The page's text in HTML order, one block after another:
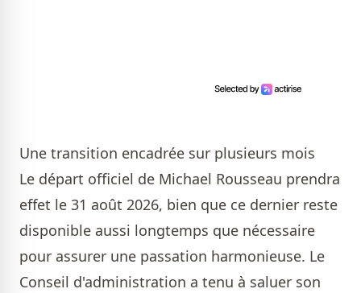
Une transition encadrée sur plusieurs mois
Le départ officiel de Michael Rousseau prendra
effet le 31 août 2026, bien que ce dernier reste
disponible aussi longtemps que nécessaire
pour assurer une passation harmonieuse. Le
Conseil d'administration a tenu à saluer son